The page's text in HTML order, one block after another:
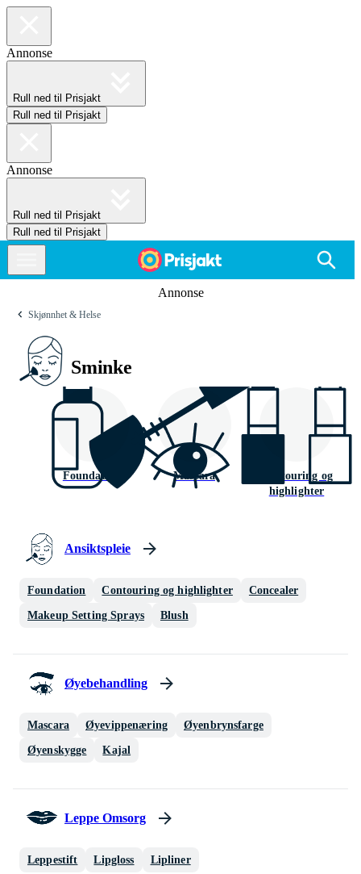
Annonse
Rull ned til Prisjakt
Rull ned til Prisjakt
Annonse
Rull ned til Prisjakt
Rull ned til Prisjakt
Annonse
Skjønnhet & Helse
Sminke
Foundation Mascara
Contouring og
highlighter
Ansiktspleie
Foundation Contouring og highlighter Concealer
Makeup Setting Sprays Blush
Øyebehandling
Mascara Øyevippenæring Øyenbrynsfarge
Øyenskygge Kajal
Leppe Omsorg
Leppestift Lipgloss Lipliner